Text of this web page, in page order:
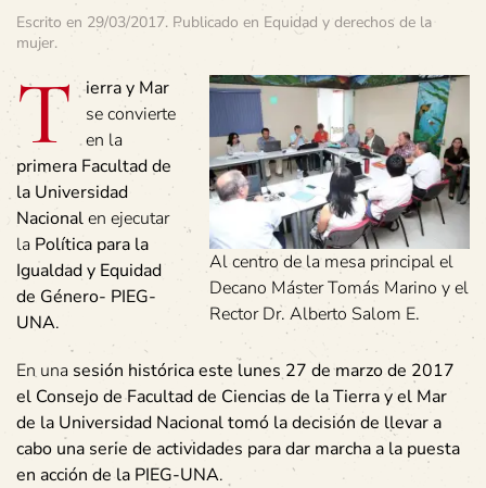
Escrito en 29/03/2017. Publicado en Equidad y derechos de la
mujer.
Al centro de la mesa principal el
Decano Máster Tomás Marino y el
Rector Dr. Alberto Salom E.
T
ierra y Mar
se convierte
en la
primera Facultad de
la Universidad
Nacionalen ejecutar
la Política para la
Igualdad y Equidad
de Género- PIEG-
UNA.
En una sesión histórica este lunes 27 de marzo de 2017
el Consejo de Facultad de Ciencias de la Tierra y el Mar
de la Universidad Nacional tomó la decisión de llevar a
cabo una serie de actividades para dar marcha a la puesta
en acción de la PIEG-UNA.